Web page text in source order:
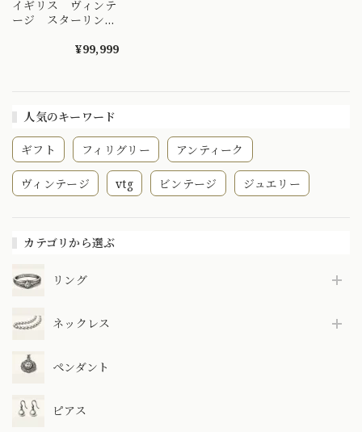
人気のキーワード
ギフト フィリグリー アンティーク
ヴィンテージ vtg ビンテージ ジュエリー
カテゴリから選ぶ
リング
ネックレス
ペンダント
ピアス
イギリス ヴィンテ
ージ スターリング
コーティング ペン
¥99,999